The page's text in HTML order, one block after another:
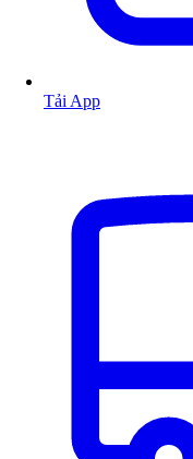
Tải App